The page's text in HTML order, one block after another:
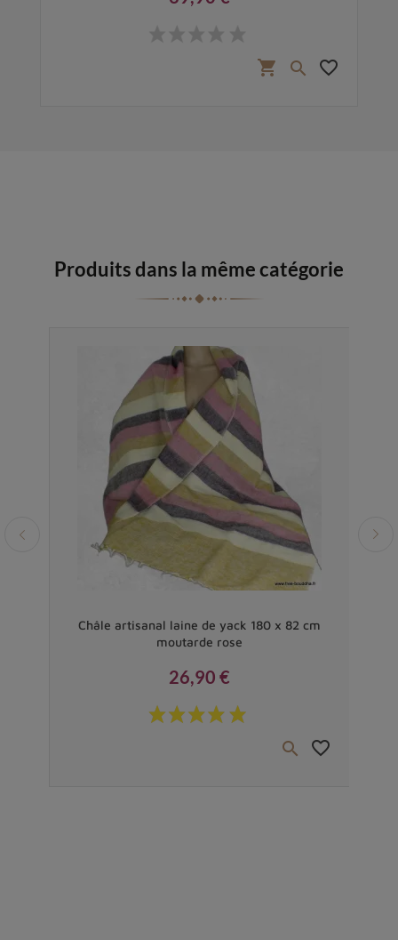
shopping_cart  favorite_border
Produits dans la même catégorie
Châle artisanal laine de yack 180 x 82 cm
moutarde rose
Prix
26,90 €
 favorite_border